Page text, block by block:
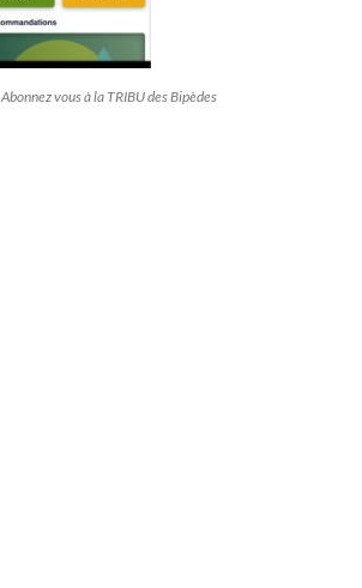
Abonnez vous à la TRIBU des Bipèdes